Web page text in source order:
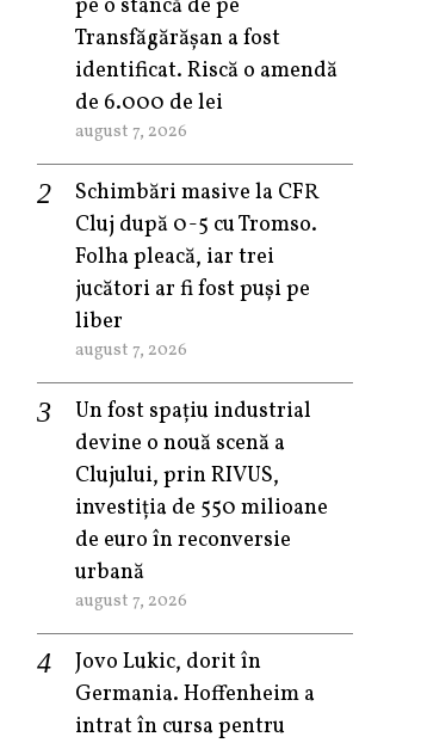
pe o stâncă de pe
Transfăgărășan a fost
identificat. Riscă o amendă
de 6.000 de lei
august 7, 2026
Schimbări masive la CFR
Cluj după 0-5 cu Tromso.
Folha pleacă, iar trei
jucători ar fi fost puși pe
liber
august 7, 2026
Un fost spațiu industrial
devine o nouă scenă a
Clujului, prin RIVUS,
investiția de 550 milioane
de euro în reconversie
urbană
august 7, 2026
Jovo Lukic, dorit în
Germania. Hoffenheim a
intrat în cursa pentru